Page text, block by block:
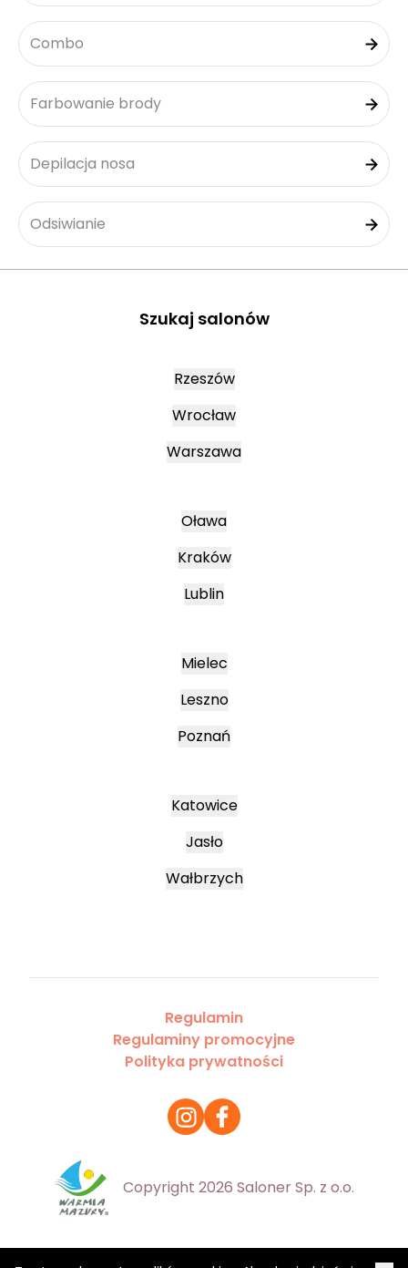
Combo
Farbowanie brody
Depilacja nosa
Odsiwianie
Szukaj salonów
Rzeszów
Wrocław
Warszawa
Oława
Kraków
Lublin
Mielec
Leszno
Poznań
Katowice
Jasło
Wałbrzych
Regulamin
Regulaminy promocyjne
Polityka prywatności
Copyright 2026 Saloner Sp. z o.o.